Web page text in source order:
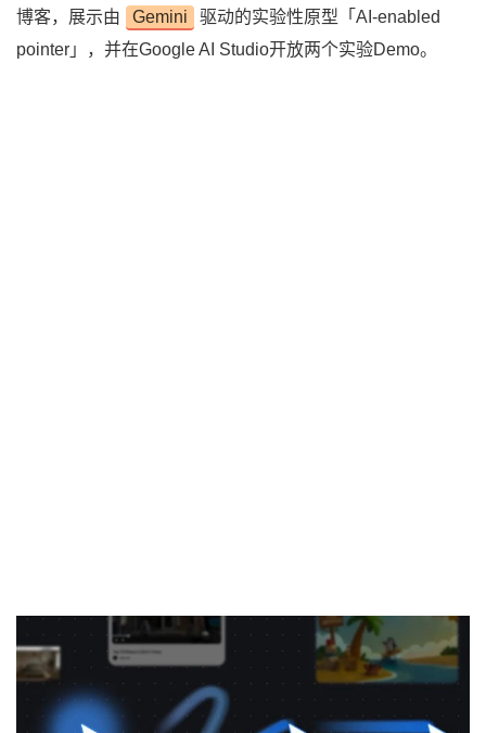
博客，展示由
Gemini
驱动的实验性原型「AI-enabled
pointer」，并在Google AI Studio开放两个实验Demo。